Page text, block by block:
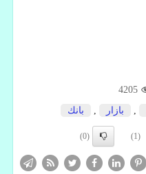
4205
بازار بانك
(1)
(0)